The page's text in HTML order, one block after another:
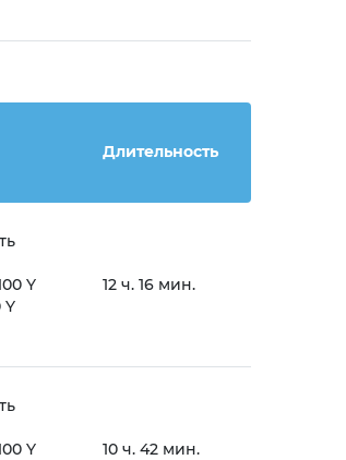
Длительность
Y
Y
12 ч. 16 мин.
Y
10 ч. 42 мин.